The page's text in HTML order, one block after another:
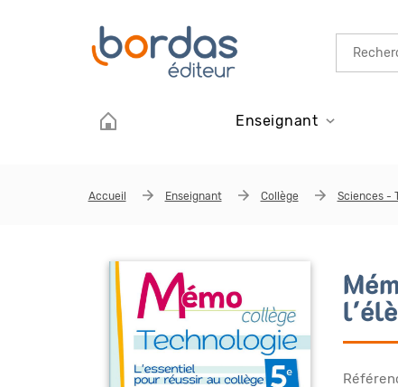
Aller au contenu principal
Enseignant
Accueil Enseignant Collège Sciences -